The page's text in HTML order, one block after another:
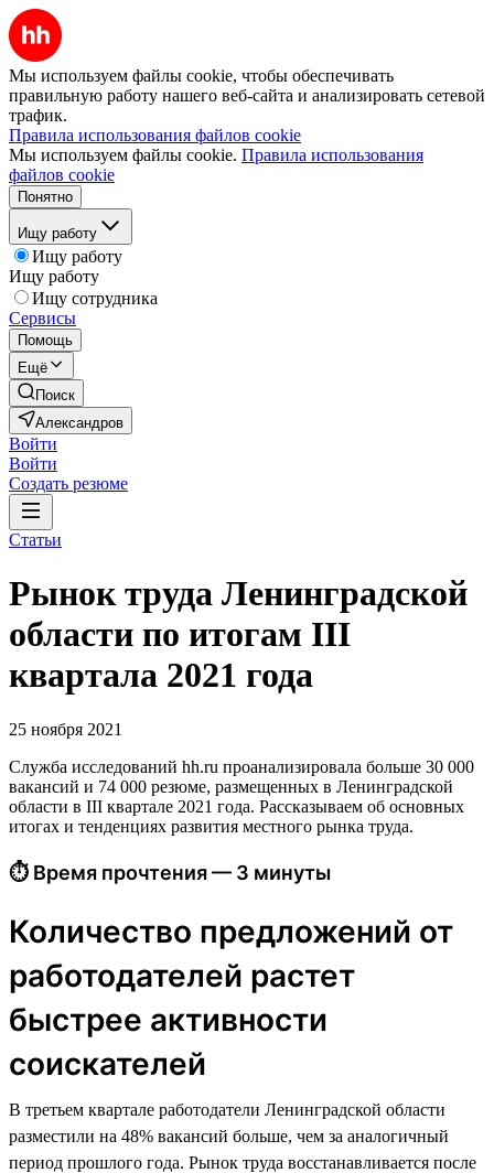
Мы используем файлы cookie, чтобы обеспечивать
правильную работу нашего веб-сайта и анализировать сетевой
трафик.
Правила использования файлов cookie
Мы используем файлы cookie. Правила использования
файлов cookie
Понятно
Ищу работу
Ищу работу
Ищу работу
Ищу сотрудника
Сервисы
Помощь
Ещё
Поиск
Александров
Войти
Войти
Создать резюме
Статьи
Рынок труда Ленинградской
области по итогам III
квартала 2021 года
25 ноября 2021
Служба исследований hh.ru проанализировала больше 30 000
вакансий и 74 000 резюме, размещенных в Ленинградской
области в III квартале 2021 года. Рассказываем об основных
итогах и тенденциях развития местного рынка труда.
⏱ Время прочтения — 3 минуты
Количество предложений от
работодателей растет
быстрее активности
соискателей
В третьем квартале работодатели Ленинградской области
разместили на 48% вакансий больше, чем за аналогичный
период прошлого года. Рынок труда восстанавливается после